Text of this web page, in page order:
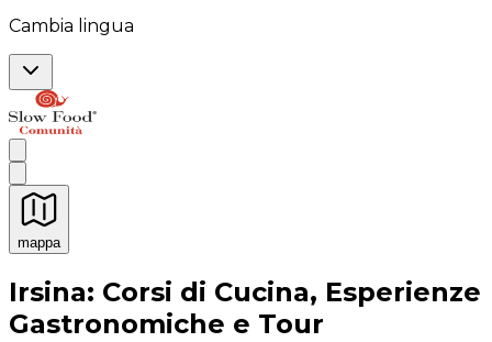
Cambia lingua
mappa
Esperienze culinarie indimenticabili: Esperienze
Irsina: Corsi di Cucina, Esperienze
Gastronomiche e Tour